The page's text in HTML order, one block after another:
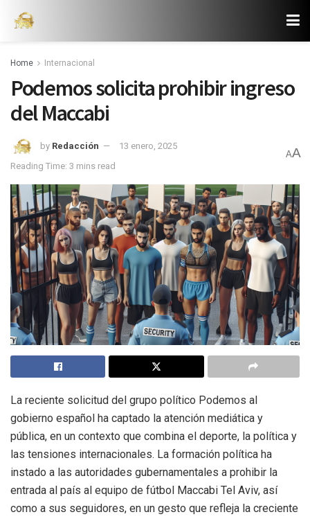
Home Internacional
Podemos solicita prohibir ingreso
del Maccabi
by Redacción
13 enero, 2025
Reading Time: 3 mins read
AA
La reciente solicitud del grupo político Podemos al
gobierno español ha captado la atención mediática y
pública, en un contexto que combina el deporte, la política y
las tensiones internacionales. La formación política ha
instado a las autoridades gubernamentales a prohibir la
entrada al país al equipo de fútbol Maccabi Tel Aviv, así
como a sus seguidores, en un gesto que refleja la creciente